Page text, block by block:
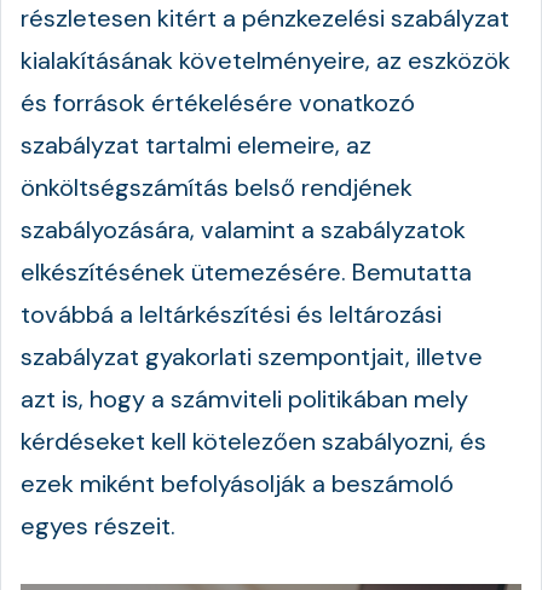
részletesen kitért a pénzkezelési szabályzat
kialakításának követelményeire, az eszközök
és források értékelésére vonatkozó
szabályzat tartalmi elemeire, az
önköltségszámítás belső rendjének
szabályozására, valamint a szabályzatok
elkészítésének ütemezésére. Bemutatta
továbbá a leltárkészítési és leltározási
szabályzat gyakorlati szempontjait, illetve
azt is, hogy a számviteli politikában mely
kérdéseket kell kötelezően szabályozni, és
ezek miként befolyásolják a beszámoló
egyes részeit.